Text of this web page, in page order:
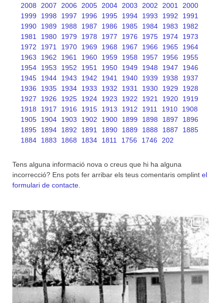
2008
2007 2006 2005 2004 2003 2002 2001
2000
1999
1998 1997 1996 1995 1994 1993 1992
1991
1990
1989 1988 1987 1986 1985 1984 1983
1982
1981
1980 1979 1978 1977 1976 1975 1974
1973
1972
1971 1970 1969 1968 1967 1966 1965
1964
1963
1962 1961 1960 1959 1958 1957 1956
1955
1954
1953 1952 1951 1950 1949 1948 1947
1946
1945
1944 1943 1942 1941 1940 1939 1938
1937
1936
1935 1934 1933 1932 1931 1930 1929
1928
1927
1926 1925 1924 1923 1922 1921 1920
1919
1918
1917 1916 1915 1913 1912 1911 1910
1908
1905
1904 1903 1902 1900 1899 1898 1897
1896
1895
1894 1892 1891 1890 1889 1888 1887
1885
1884
1883 1868 1834 1811 1756 1746 202
Tens alguna informació nova o creus que hi ha alguna
incorrecció? Ens pots fer arribar els teus comentaris omplint el
formulari de contacte.